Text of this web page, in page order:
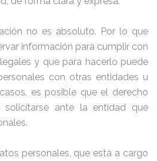
no es absoluto. Por lo que
información para cumplir con
y que para hacerlo puede
con otras entidades u
es posible que el derecho
solicitarse ante la entidad que
personales, que está a cargo